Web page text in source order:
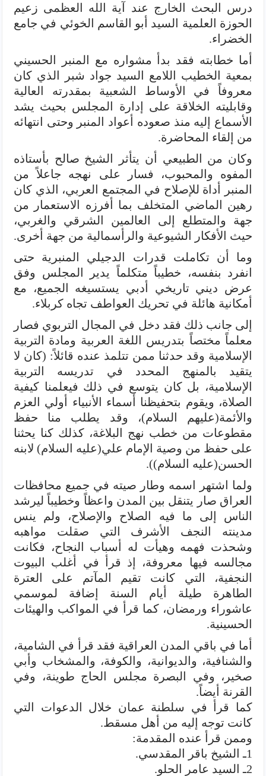
درس البحث الخارج عند آية الله العظمى زعيم
الحوزة العلمية السيد أبو القاسم الخوئي في جامع
الخضراء.
أما خطابته فقد بدأ مشواره مع المنبر الحسيني
بمعية الخطيب اللامع السيد جواد شبر الذي كان
معروفاً في الأوساط الشعبية بمقدرته العالية
وقابليته الخلاقة على إدارة المجلس بحيث يشد
الأسماع إليه منذ صعوده أعواد المنبر وحتى انتهائه
من إلقاء المحاضرة.
وكان من الطبيعي أن يتأثر الشيخ صالح بأستاذه
المفوه والمحبوب، فسار على نهجه جاعلاً من
المنبر أداة للإصلاح في المجتمع العربي، الذي كان
رهين الماضي المتخلف بما أفرزه الاستعمار من
جهة والمتطلع إلى العالمين الشرقي والغربي،
حيث الأفكار الشيوعية والرأسمالية من جهة أخرى.
وما أن تكاملت قدرات الدجيلي المنبرية حتى
انفرد بنفسه، خطيباً متكلماً يدير المجلس وفق
عرض ديني تاريخي أدبي يستسيغه الجميع، مع
أمكانية هائلة في تحريك العواطف تجاه كربلاء.
إلى جانب ذلك فقد دخل في المجال التربوي فصار
معلماً مختصاً بتدريس اللغة العربية ومادة التربية
الإسلامية وقد حدثنا ممن تتلمذ عنده قائلاً: (كان لا
يتقيد بالمنهج المحدد في تدريسه التربية
الإسلامية، بل كان يتوسع في ذلك فيعلمنا كيفية
الصلاة، ويقوم بتحفيظنا أسماء الأنبياء أولي العزم
والأئمة(عليهم السلام)، وقد يطلب منا حفظ
مقطوعات من خطب نهج البلاغة، كذلك كنا يحثنا
على حفظ من وصية الإمام علي(عليه السلام) لابنه
الحسن(عليه السلام)).
ولما اشتهر اسمه وطار صيته في جميع محافظات
العراق صار يتنقل بين المدن واعظاً وخطيباً ليرشد
الناس إلى ما فيه الصلاح والإصلاح، ولم ينس
مدينته النجف الأشرف التي صقلت مواهبه
وشحذت فهمه وهيأت له أسباب النجاح، فكانت
مجالسه فيها معروفة، إذ قرأ في أغلب البيوت
النجفية، التي كانت تقيم المآتم على العترة
الطاهرة طيلة أيام السنة إضافة لموسمي
عاشوراء ورمضان، كما قرأ في المواكب والهيئات
الحسينية.
أما في باقي المدن العراقية فقد قرأ في الشامية،
والشنافية، والديوانية، والكوفة، والمشخاب وأبي
صخير، وفي البصرة مجلس الحاج طوينة، وفي
القرنة أيضاً.
كما قرأ في سلطنة عمان خلال الدعوات التي
كانت توجه إليه من أهل مسقط.
وممن قرأ عنده المقدمة:
1ـ الشيخ باقر المقدسي.
2ـ السيد عامر الحلو.